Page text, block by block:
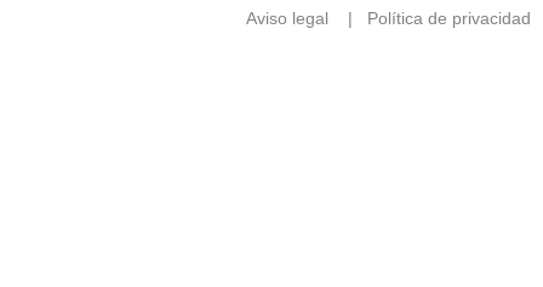
Aviso legal | Política de privacidad